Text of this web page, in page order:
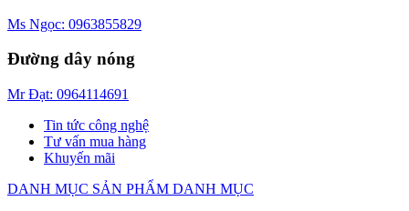
Ms Ngọc: 0963855829
Đường dây nóng
Mr Đạt: 0964114691
Tin tức công nghệ
Tư vấn mua hàng
Khuyến mãi
DANH MỤC SẢN PHẨM DANH MỤC